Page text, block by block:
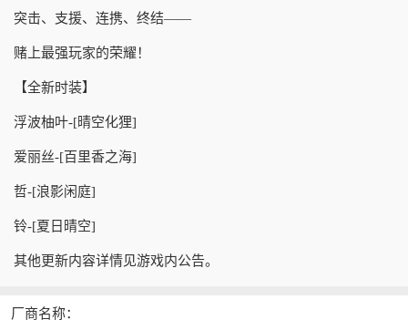
突击、支援、连携、终结——
赌上最强玩家的荣耀！
【全新时装】
浮波柚叶-[晴空化狸]
爱丽丝-[百里香之海]
哲-[浪影闲庭]
铃-[夏日晴空]
其他更新内容详情见游戏内公告。
厂商名称：